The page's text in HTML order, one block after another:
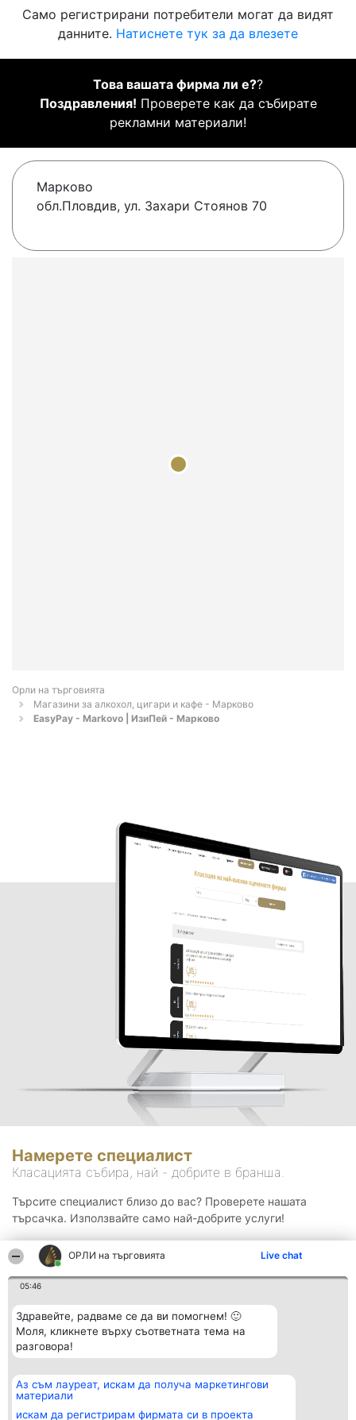
ОРЛИ на търговията Live chat
05:46
Здравейте, радваме се да ви помогнем! 🙂
Моля, кликнете върху съответната тема на
разговора!
Аз съм лауреат, искам да получа маркетингови
материали
искам да регистрирам фирмата си в проекта
Само регистрирани потребители могат да видят
данните. Натиснете тук за да влезете
Това вашата фирма ли е??
Поздравления! Проверете как да събирате
рекламни материали!
Марково
обл.Пловдив, ул. Захари Стоянов 70
Орли на търговията
Магазини за алкохол, цигари и кафе - Марково
EasyPay - Markovo | ИзиПей - Марково
Намерете специалист
Класацията събира, най - добрите в бранша.
Търсите специалист близо до вас? Проверете нашата
търсачка. Използвайте само най-добрите услуги!
Организатор на
класиране
Класация Контакти